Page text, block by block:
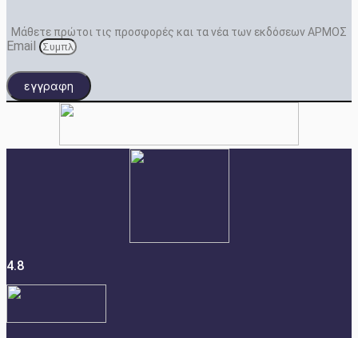
Μάθετε πρώτοι τις προσφορές και τα νέα των εκδόσεων ΑΡΜΟΣ
Email
εγγραφη
4.8